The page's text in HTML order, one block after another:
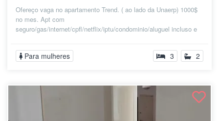
Ofereço vaga no apartamento Trend. ( ao lado da Unaerp) 1000$
no mes. Apt com
seguro/gas/internet/cpfl/netflix/iptu/condominio/aluguel incluso e
Para mulheres 3 2